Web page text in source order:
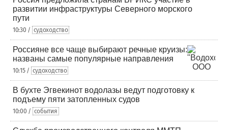
развитии инфраструктуры Северного морского
пути
10:30 / судоходство
Россияне все чаще выбирают речные круизы:
названы самые популярные направления
10:15 / судоходство
В бухте Эгвекинот водолазы ведут подготовку к
подъему пяти затопленных судов
10:00 / события